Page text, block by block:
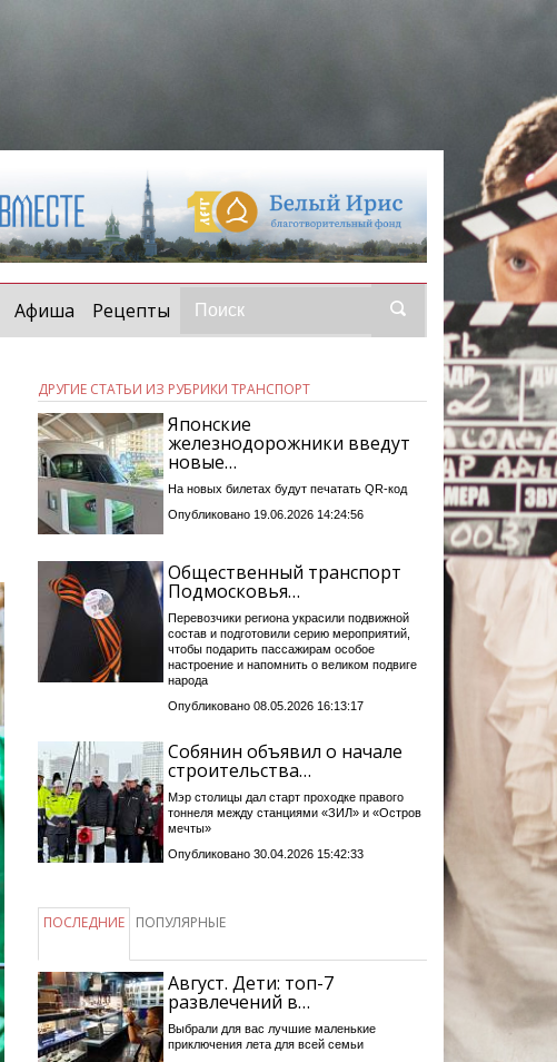
Афиша Рецепты
ДРУГИЕ СТАТЬИ ИЗ РУБРИКИ ТРАНСПОРТ
Японские
железнодорожники введут
новые…
На новых билетах будут печатать QR-код
Опубликовано 19.06.2026 14:24:56
Общественный транспорт
Подмосковья…
Перевозчики региона украсили подвижной
состав и подготовили серию мероприятий,
чтобы подарить пассажирам особое
настроение и напомнить о великом подвиге
народа
Опубликовано 08.05.2026 16:13:17
Собянин объявил о начале
строительства…
Мэр столицы дал старт проходке правого
тоннеля между станциями «ЗИЛ» и «Остров
мечты»
Опубликовано 30.04.2026 15:42:33
ПОСЛЕДНИЕ ПОПУЛЯРНЫЕ
Август. Дети: топ-7
развлечений в…
Выбрали для вас лучшие маленькие
приключения лета для всей семьи